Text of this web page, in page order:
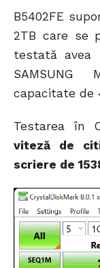
B5402FE
2TB care se
testată avea
SAMSUNG
capacitate de
Testarea în
viteză de
scriere de